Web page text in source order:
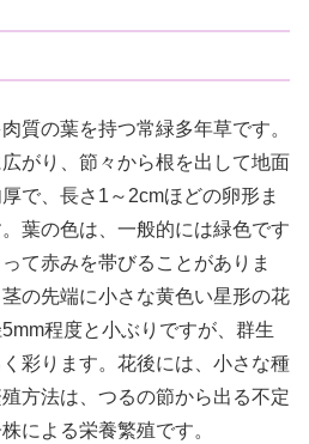
質の葉を持つ常緑多年草です。
がり、節々から根を出して地面
で、長さ1～2cmほどの卵形ま
葉の色は、一般的には緑色です
て赤みを帯びることがありま
の先端に小さな黄色い星形の花
程度と小ぶりですが、群生
彩ります。花後には、小さな種
方法は、つるの節から出る不定
による栄養繁殖です。